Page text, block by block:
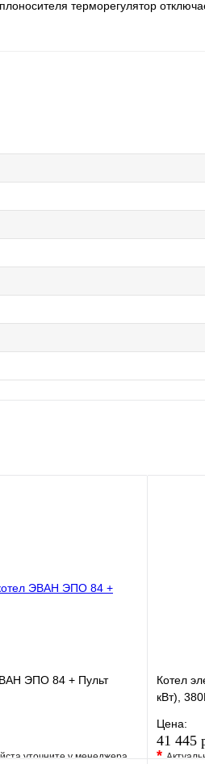
терморегулятор
ЭПО 84 + Пульт
уточните у менеджера
Котел
кВт),
Цена:
41 445
*